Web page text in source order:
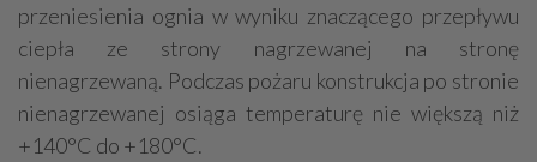
przeniesienia ognia w wyniku znaczącego przepływu
ciepła ze strony nagrzewanej na stronę
nienagrzewaną. Podczas pożaru konstrukcja po stronie
nienagrzewanej osiąga temperaturę nie większą niż
+140°C do +180°C.